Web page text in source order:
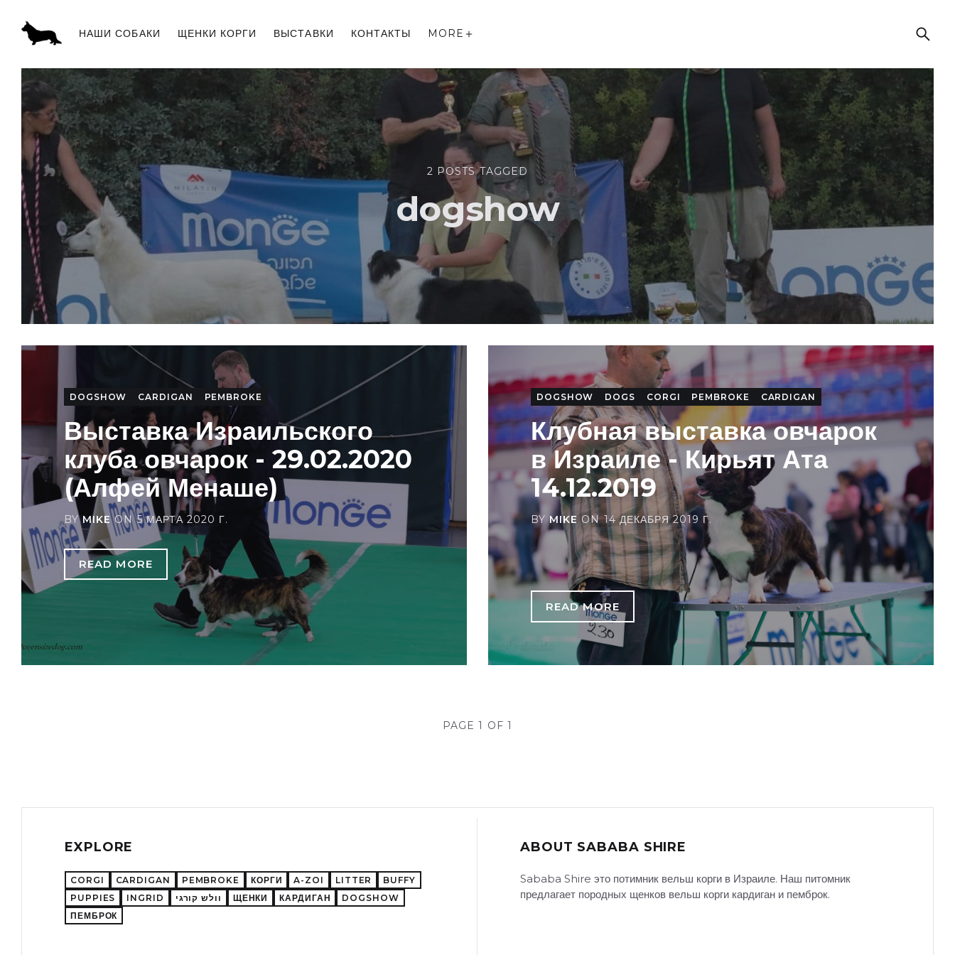
НАШИ СОБАКИ ЩЕНКИ КОРГИ ВЫСТАВКИ КОНТАКТЫ MORE
2 POSTS TAGGED
dogshow
DOGSHOW CARDIGAN PEMBROKE
Выставка Израильского
клуба овчарок - 29.02.2020
(Алфей Менаше)
BYMIKEON5 МАРТА 2020 Г.
READ MORE
DOGSHOW DOGS CORGI PEMBROKE CARDIGAN
Клубная выставка овчарок
в Израиле - Кирьят Ата
14.12.2019
BYMIKE ON14 ДЕКАБРЯ 2019 Г.
READ MORE
PAGE 1 OF 1
EXPLORE
CORGI CARDIGAN PEMBROKE КОРГИ A-ZOI LITTER
BUFFY
PUPPIES
INGRID וולש קורגי ЩЕНКИ КАРДИГАН
DOGSHOW
ПЕМБРОК
ABOUT SABABA SHIRE
Sababa Shire это потимник вельш корги в Израиле. Наш питомник
предлагает породных щенков вельш корги кардиган и пемброк.